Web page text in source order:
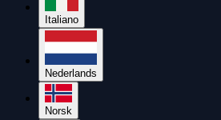
Italiano
Nederlands
Norsk